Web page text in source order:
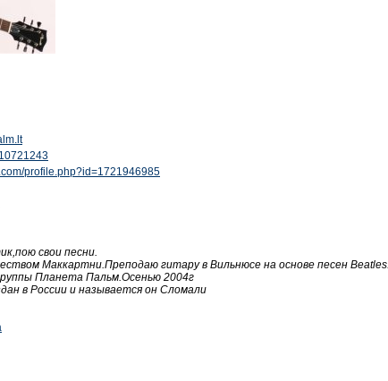
profile.php?id=1721946985
свои песни.
Маккартни.Преподаю гитару в Вильнюсе на основе песен Beatles.
Планета Пальм.Осенью 2004г
в России и называется он Сломали